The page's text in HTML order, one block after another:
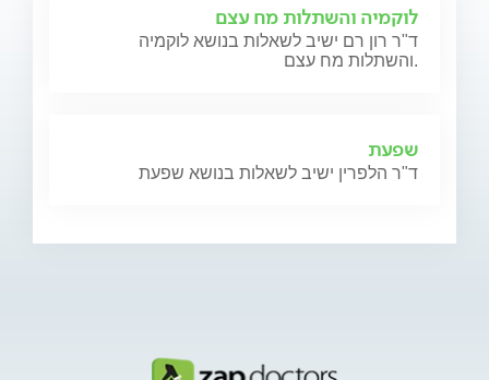
לוקמיה והשתלות מח עצם
ד"ר רון רם ישיב לשאלות בנושא לוקמיה
והשתלות מח עצם.
שפעת
ד"ר הלפרין ישיב לשאלות בנושא שפעת